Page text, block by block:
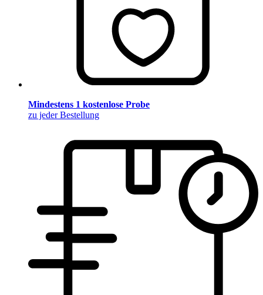
Mindestens 1 kostenlose Probe
zu jeder Bestellung